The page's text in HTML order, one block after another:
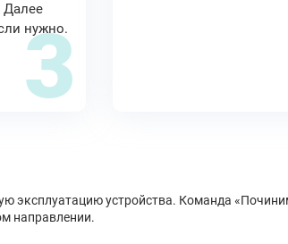
Далее
нужно.
3
эксплуатацию устройства. Команда
направлении.